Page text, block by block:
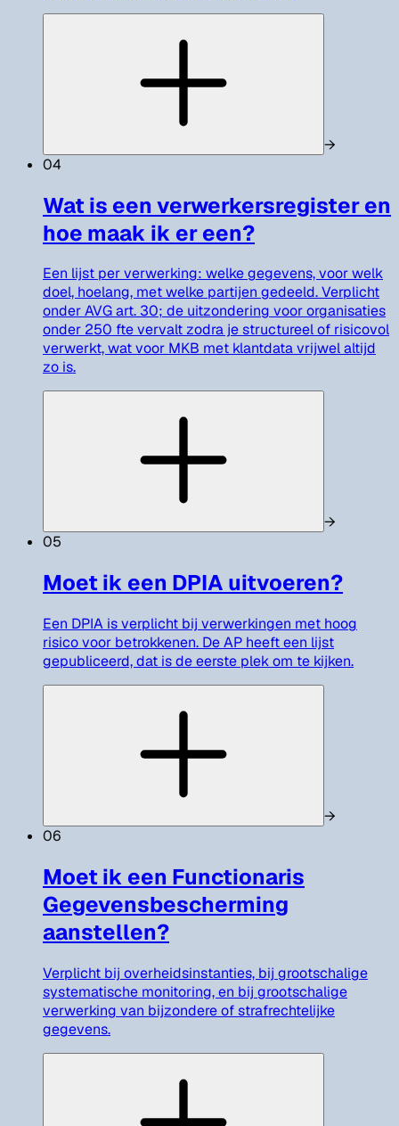
→
04
Wat is een verwerkersregister en
hoe maak ik er een?
Een lijst per verwerking: welke gegevens, voor welk
doel, hoelang, met welke partijen gedeeld. Verplicht
onder AVG art. 30; de uitzondering voor organisaties
onder 250 fte vervalt zodra je structureel of risicovol
verwerkt, wat voor MKB met klantdata vrijwel altijd
zo is.
→
05
Moet ik een DPIA uitvoeren?
Een DPIA is verplicht bij verwerkingen met hoog
risico voor betrokkenen. De AP heeft een lijst
gepubliceerd, dat is de eerste plek om te kijken.
→
06
Moet ik een Functionaris
Gegevensbescherming
aanstellen?
Verplicht bij overheidsinstanties, bij grootschalige
systematische monitoring, en bij grootschalige
verwerking van bijzondere of strafrechtelijke
gegevens.